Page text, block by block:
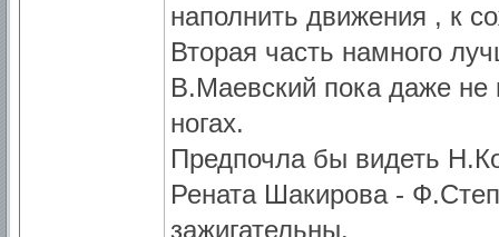
наполнить движения , к
Вторая часть намного
В.Маевский пока даже не
ногах.
Предпочла бы видеть
Рената Шакирова -
зажигательны.